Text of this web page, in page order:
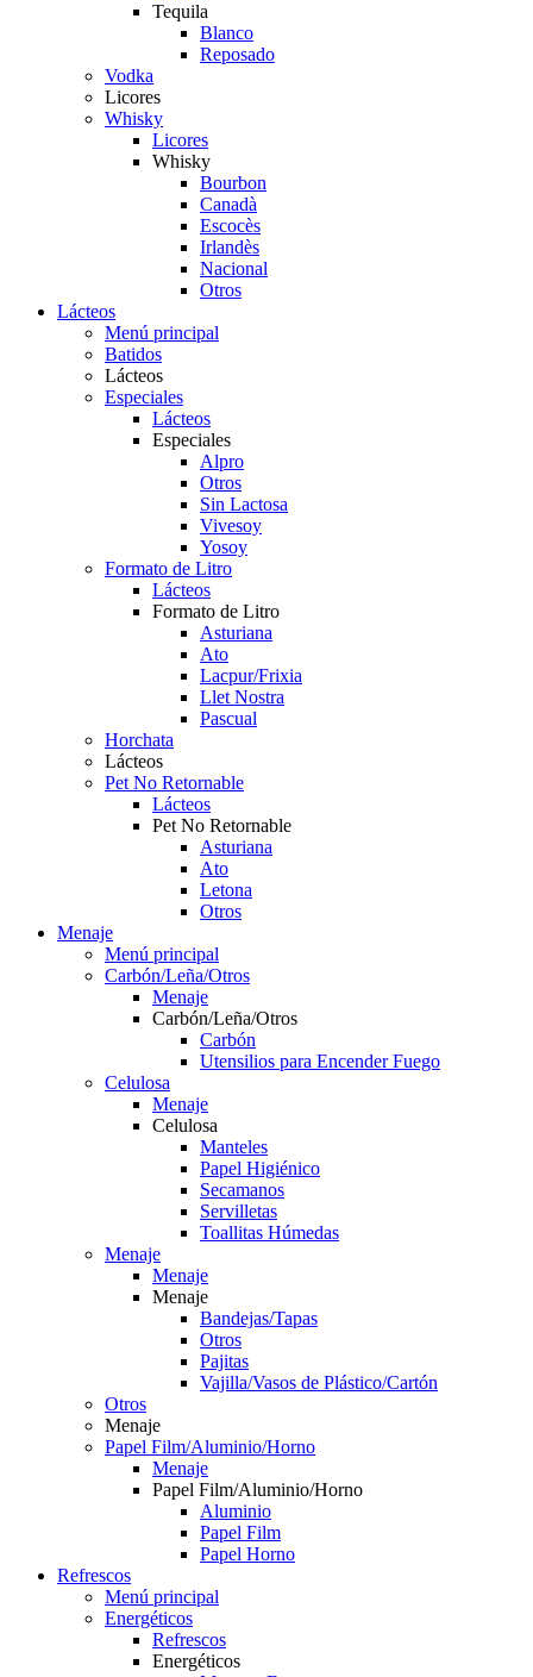
Tequila
Blanco
Reposado
Vodka
Licores
Whisky
Licores
Whisky
Bourbon
Canadà
Escocès
Irlandès
Nacional
Otros
Lácteos
Menú principal
Batidos
Lácteos
Especiales
Lácteos
Especiales
Alpro
Otros
Sin Lactosa
Vivesoy
Yosoy
Formato de Litro
Lácteos
Formato de Litro
Asturiana
Ato
Lacpur/Frixia
Llet Nostra
Pascual
Horchata
Lácteos
Pet No Retornable
Lácteos
Pet No Retornable
Asturiana
Ato
Letona
Otros
Menaje
Menú principal
Carbón/Leña/Otros
Menaje
Carbón/Leña/Otros
Carbón
Utensilios para Encender Fuego
Celulosa
Menaje
Celulosa
Manteles
Papel Higiénico
Secamanos
Servilletas
Toallitas Húmedas
Menaje
Menaje
Menaje
Bandejas/Tapas
Otros
Pajitas
Vajilla/Vasos de Plástico/Cartón
Otros
Menaje
Papel Film/Aluminio/Horno
Menaje
Papel Film/Aluminio/Horno
Aluminio
Papel Film
Papel Horno
Refrescos
Menú principal
Energéticos
Refrescos
Energéticos